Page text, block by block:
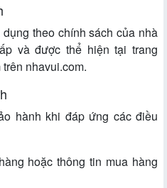
theo chính sách của nhà
và được thể hiện tại trang
nhavui.com.
hành khi đáp ứng các điều
hoặc thông tin mua hàng